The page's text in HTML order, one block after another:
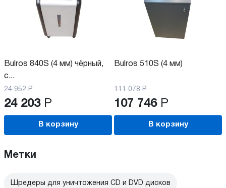
Bulros 840S (4 мм) чёрный,
с...
24 952 Р
24 203 Р
В корзину
Bulros 510S (4 мм)
111 078 Р
107 746 Р
В корзину
Метки
Шредеры для уничтожения CD и DVD дисков